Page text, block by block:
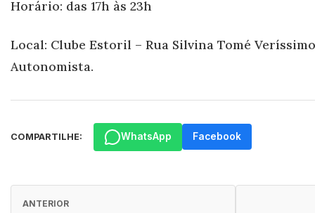
Horário: das 17h às 23h
Local: Clube Estoril – Rua Silvina Tomé
Autonomista.
COMPARTILHE: WhatsApp Facebook
ANTERIOR